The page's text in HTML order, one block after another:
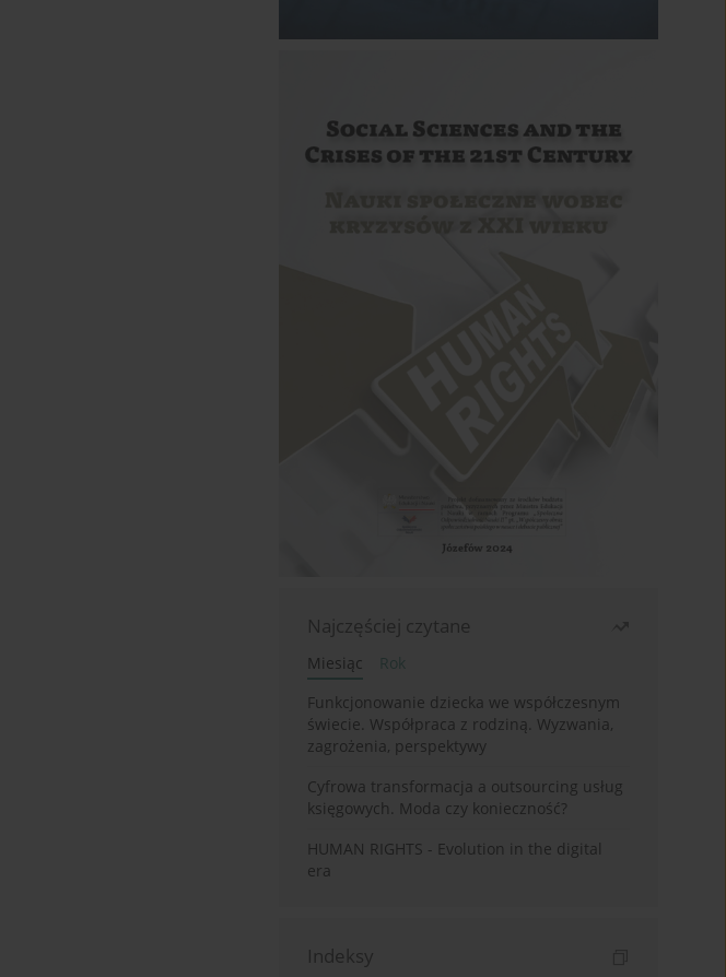
Najczęściej czytane
Miesiąc
Rok
Funkcjonowanie dziecka we współczesnym
świecie. Współpraca z rodziną. Wyzwania,
zagrożenia, perspektywy
Cyfrowa transformacja a outsourcing usług
księgowych. Moda czy konieczność?
HUMAN RIGHTS - Evolution in the digital
era
Indeksy